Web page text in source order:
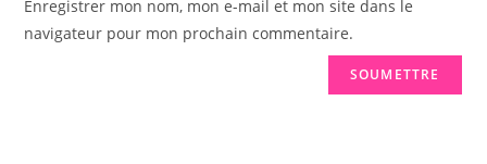
Enregistrer mon nom, mon e-mail et mon site dans le
navigateur pour mon prochain commentaire.